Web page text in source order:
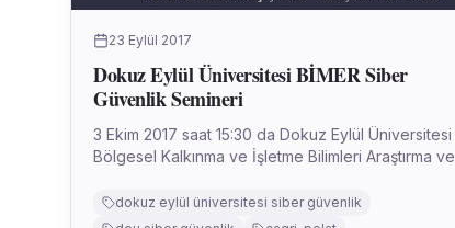
23 Eylül 2017
Dokuz Eylül Üniversitesi BİMER Siber
Güvenlik Semineri
3 Ekim 2017 saat 15:30 da Dokuz Eylül Üniversitesi
Bölgesel Kalkınma ve İşletme Bilimleri Araştırma ve
üzerine konuştum. Başta misafirperverliği için
Prof.Dr...
dokuz eylül üniversitesi siber güvenlik